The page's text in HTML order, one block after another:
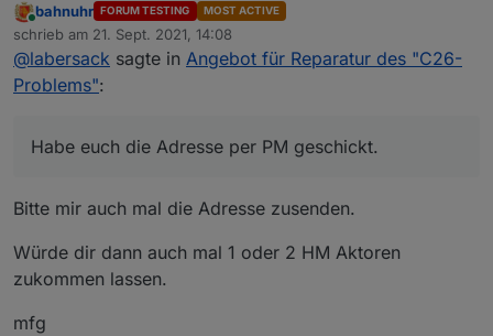
@martinschm
@Omnedon
Habe euch die Adresse per PM geschickt.
Online
bahnuhr FORUM TESTING MOST ACTIVE
schrieb am 21. Sept. 2021, 14:08
zuletzt editiert von
@labersack sagte in Angebot für Reparatur des "C26-
Problems":
Habe euch die Adresse per PM geschickt.
Bitte mir auch mal die Adresse zusenden.
Würde dir dann auch mal 1 oder 2 HM Aktoren
zukommen lassen.
mfg